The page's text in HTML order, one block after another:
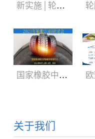
新实施│轮胎3C认证规则
国家橡胶中心2023年轮胎剖析研讨会3月召开
关于我们